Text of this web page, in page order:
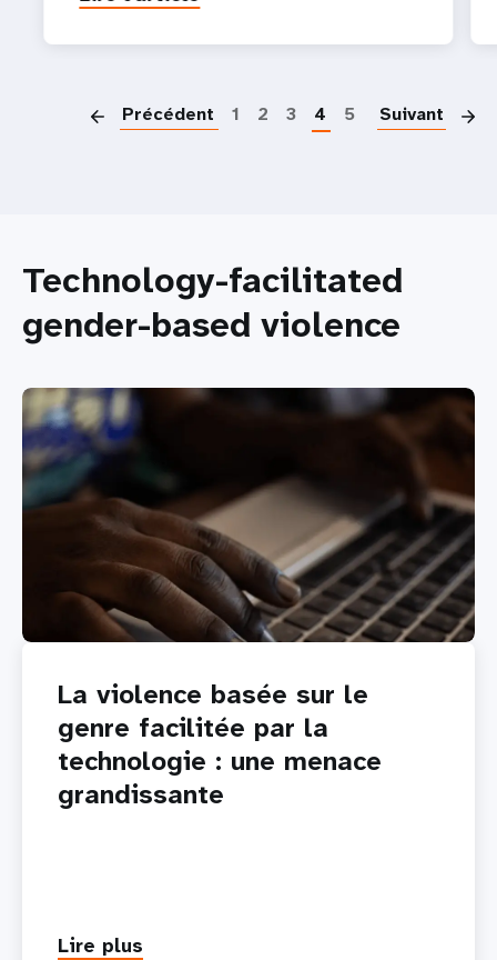
Précédent 1 2 3 4 5 Suivant
Technology-facilitated
gender-based violence
La violence basée sur le
genre facilitée par la
technologie : une menace
grandissante
Lire plus
about